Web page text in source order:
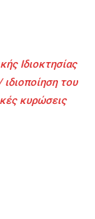
Ιδιοκτησίας
του
κυρώσεις